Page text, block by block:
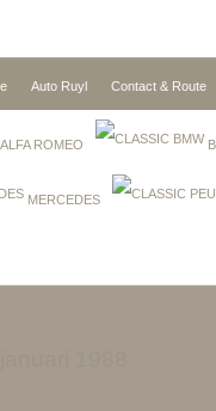
Auto Ruyl Contact & Route
ALFA ROMEO
MERCEDES